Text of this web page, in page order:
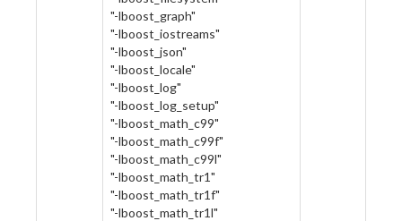
"-lboost_graph"
"-lboost_iostreams"
"-lboost_json"
"-lboost_locale"
"-lboost_log"
"-lboost_log_setup"
"-lboost_math_c99"
"-lboost_math_c99f"
"-lboost_math_c99l"
"-lboost_math_tr1"
"-lboost_math_tr1f"
"-lboost_math_tr1l"